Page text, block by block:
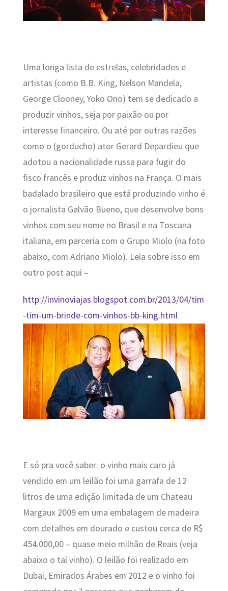
Uma longa lista de estrelas, celebridades e
artistas (como B.B. King, Nelson Mandela,
George Clooney, Yoko Ono) tem se dedicado a
produzir vinhos, seja por paixão ou por
interesse financeiro. Ou até por outras razões
como o (gorducho) ator Gerard Depardieu que
adotou a nacionalidade russa para fugir do
fisco francês e produz vinhos na França. O mais
badalado brasileiro que está produzindo vinho é
o jornalista Galvão Bueno, que desenvolve bons
vinhos com seu nome no Brasil e na Toscana
italiana, em parceria com o Grupo Miolo (na foto
abaixo, com Adriano Miolo). Leia sobre isso em
outro post aqui –
http://invinoviajas.blogspot.com.br/2013/04/tim
-tim-um-brinde-com-vinhos-bb-king.html
E só pra você saber: o vinho mais caro já
vendido em um leilão foi uma garrafa de 12
litros de uma edição limitada de um Chateau
Margaux 2009 em uma embalagem de madeira
com detalhes em dourado e custou cerca de R$
454.000,00 – quase meio milhão de Reais (veja
abaixo o tal vinho). O leilão foi realizado em
Dubai, Emirados Árabes em 2012 e o vinho foi